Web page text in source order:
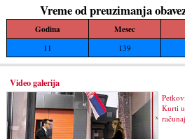
Vreme od preuzimanja
Godina Mesec
11 139
Video galerija
Kurti